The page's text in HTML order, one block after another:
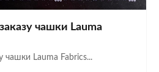
чашки Lauma
чашки Lauma Fabrics...